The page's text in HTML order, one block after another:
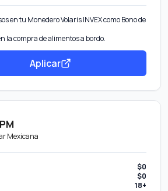
en tu Monedero Volaris INVEX como Bono de
la compra de alimentos a bordo.
Aplicar
Mexicana
$0
$0
18+